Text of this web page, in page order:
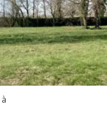
à